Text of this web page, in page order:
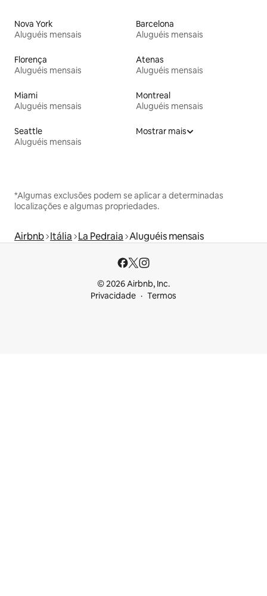
Nova York
Aluguéis mensais
Barcelona
Aluguéis mensais
Florença
Aluguéis mensais
Atenas
Aluguéis mensais
Miami
Aluguéis mensais
Montreal
Aluguéis mensais
Seattle
Aluguéis mensais
Mostrar mais
*Algumas exclusões podem se aplicar a determinadas
localizações e algumas propriedades.
Airbnb Itália La Pedraia Aluguéis mensais
© 2026 Airbnb, Inc.
Privacidade
Termos